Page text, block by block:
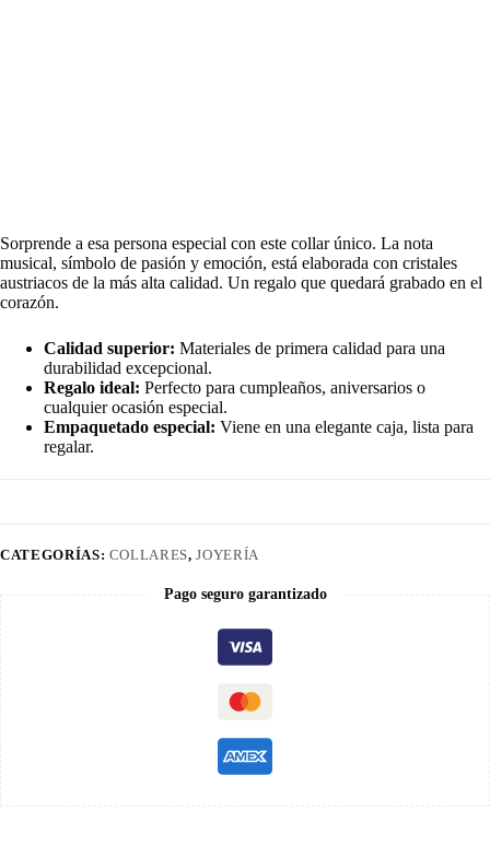
Sorprende a esa persona especial con este collar único. La nota
musical, símbolo de pasión y emoción, está elaborada con cristales
austriacos de la más alta calidad. Un regalo que quedará grabado en el
corazón.
Calidad superior: Materiales de primera calidad para una
durabilidad excepcional.
Regalo ideal: Perfecto para cumpleaños, aniversarios o
cualquier ocasión especial.
Empaquetado especial: Viene en una elegante caja, lista para
regalar.
CATEGORÍAS: COLLARES,JOYERÍA
Pago seguro garantizado